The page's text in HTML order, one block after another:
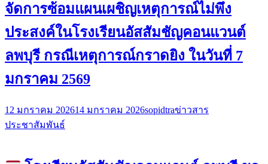
จัดการซ้อมแผนเผชิญเหตุการณ์ไม่พึง
ประสงค์ในโรงเรียนอัสสัมชัญคอนแวนต์
ลพบุรี กรณีเหตุการณ์กราดยิง ในวันที่ 7
มกราคม 2569
12 มกราคม 202614 มกราคม 2026sopidtraข่าวสาร
ประชาสัมพันธ์